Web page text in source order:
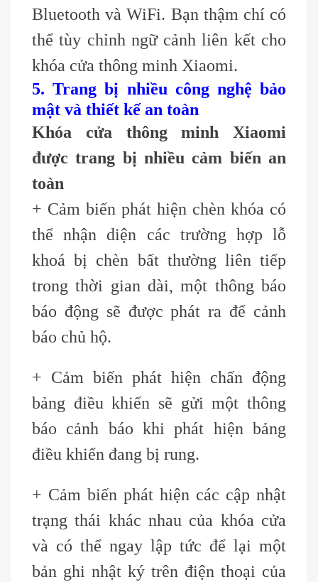
Bluetooth và WiFi. Bạn thậm chí có
thể tùy chỉnh ngữ cảnh liên kết cho
khóa cửa thông minh Xiaomi.
5. Trang bị nhiều công nghệ bảo
mật và thiết kế an toàn
Khóa cửa thông minh Xiaomi
được trang bị nhiều cảm biến an
toàn
+ Cảm biến phát hiện chèn khóa có
thể nhận diện các trường hợp lỗ
khoá bị chèn bất thường liên tiếp
trong thời gian dài, một thông báo
báo động sẽ được phát ra để cảnh
báo chủ hộ.
+ Cảm biến phát hiện chấn động
bảng điều khiển sẽ gửi một thông
báo cảnh báo khi phát hiện bảng
điều khiển đang bị rung.
+ Cảm biến phát hiện các cập nhật
trạng thái khác nhau của khóa cửa
và có thể ngay lập tức để lại một
bản ghi nhật ký trên điện thoại của